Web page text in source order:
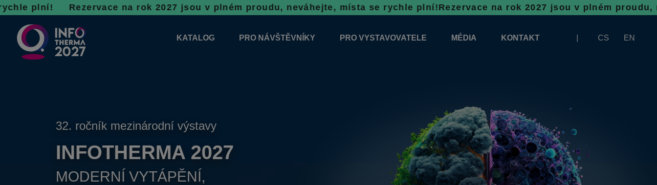
Rezervace na rok 2027 jsou v plném proudu, neváhejte, místa se rychle plní!Rezervace na rok 2027 jsou v plném proudu,
KATALOG PRO NÁVŠTĚVNÍKY PRO VYSTAVOVATELE MÉDIA
ZÁŠTITY VÝSTAVY INFOTHERMA
FOTOGALERIE
KONTAKT CS EN
32. ročník mezinárodní výstavy
INFOTHERMA 2027
MODERNÍ VYTÁPĚNÍ,